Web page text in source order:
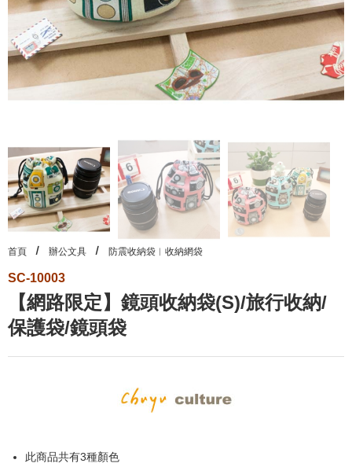
首頁 辦公文具 防震收納袋︱收納網袋
SC-10003
【網路限定】鏡頭收納袋(S)/旅行收納/
保護袋/鏡頭袋
此商品共有3種顏色